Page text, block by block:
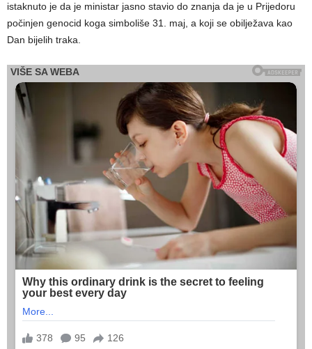
istaknuto je da je ministar jasno stavio do znanja da je u Prijedoru
počinjen genocid koga simboliše 31. maj, a koji se obilježava kao
Dan bijelih traka.